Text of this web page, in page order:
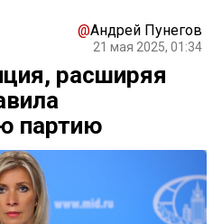
@Андрей Пунегов
21 мая 2025, 01:34
расширяя
партию